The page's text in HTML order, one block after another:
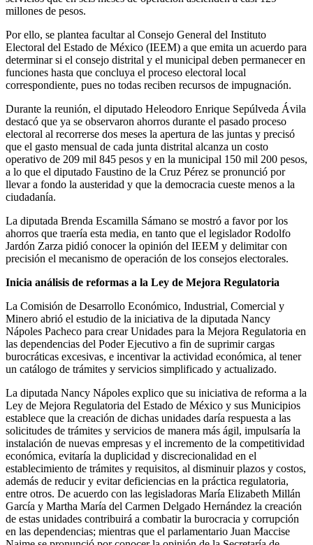
millones de pesos.
Por ello, se plantea facultar al Consejo General del Instituto
Electoral del Estado de México (IEEM) a que emita un acuerdo para
determinar si el consejo distrital y el municipal deben permanecer en
funciones hasta que concluya el proceso electoral local
correspondiente, pues no todas reciben recursos de impugnación.
Durante la reunión, el diputado Heleodoro Enrique Sepúlveda Ávila
destacó que ya se observaron ahorros durante el pasado proceso
electoral al recorrerse dos meses la apertura de las juntas y precisó
que el gasto mensual de cada junta distrital alcanza un costo
operativo de 209 mil 845 pesos y en la municipal 150 mil 200 pesos,
a lo que el diputado Faustino de la Cruz Pérez se pronunció por
llevar a fondo la austeridad y que la democracia cueste menos a la
ciudadanía.
La diputada Brenda Escamilla Sámano se mostró a favor por los
ahorros que traería esta media, en tanto que el legislador Rodolfo
Jardón Zarza pidió conocer la opinión del IEEM y delimitar con
precisión el mecanismo de operación de los consejos electorales.
Inicia análisis de reformas a la Ley de Mejora Regulatoria
La Comisión de Desarrollo Económico, Industrial, Comercial y
Minero abrió el estudio de la iniciativa de la diputada Nancy
Nápoles Pacheco para crear Unidades para la Mejora Regulatoria en
las dependencias del Poder Ejecutivo a fin de suprimir cargas
burocráticas excesivas, e incentivar la actividad económica, al tener
un catálogo de trámites y servicios simplificado y actualizado.
La diputada Nancy Nápoles explico que su iniciativa de reforma a la
Ley de Mejora Regulatoria del Estado de México y sus Municipios
establece que la creación de dichas unidades daría respuesta a las
solicitudes de trámites y servicios de manera más ágil, impulsaría la
instalación de nuevas empresas y el incremento de la competitividad
económica, evitaría la duplicidad y discrecionalidad en el
establecimiento de trámites y requisitos, al disminuir plazos y costos,
además de reducir y evitar deficiencias en la práctica regulatoria,
entre otros. De acuerdo con las legisladoras María Elizabeth Millán
García y Martha María del Carmen Delgado Hernández la creación
de estas unidades contribuirá a combatir la burocracia y corrupción
en las dependencias; mientras que el parlamentario Juan Maccise